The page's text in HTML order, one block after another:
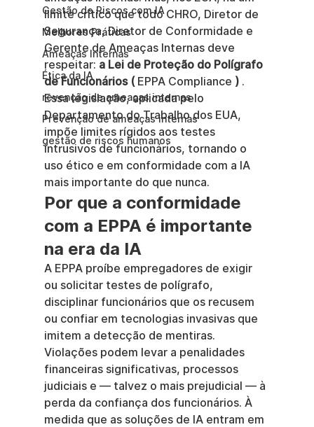
Gestão de Riscos com IA
Melhores Práticas
Ameaças Internas
Ética da IA
revenção de ameaças internas
Prevenção de ameaças internas
gestão de riscos humanos
limite crítico que todo CHRO, Diretor de
Segurança, Diretor de Conformidade e
Gerente de Ameaças Internas deve
respeitar: a Lei de Proteção do Polígrafo
de Funcionários ( EPPA Compliance ) .
Essa legislação, aplicada pelo
Departamento do Trabalho dos EUA,
impõe limites rígidos aos testes
intrusivos de funcionários, tornando o
uso ético e em conformidade com a IA
mais importante do que nunca.
Por que a conformidade
com a EPPA é importante
na era da IA
A EPPA proíbe empregadores de exigir
ou solicitar testes de polígrafo,
disciplinar funcionários que os recusem
ou confiar em tecnologias invasivas que
imitem a detecção de mentiras.
Violações podem levar a penalidades
financeiras significativas, processos
judiciais e — talvez o mais prejudicial — à
perda da confiança dos funcionários. À
medida que as soluções de IA entram em